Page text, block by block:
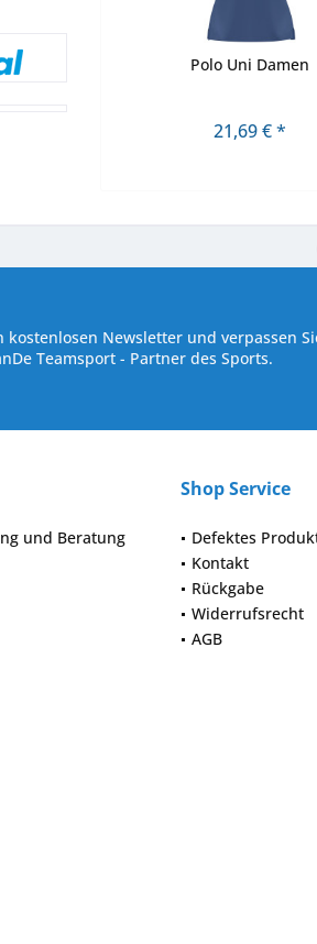
Polo Uni Damen
21,69 € *
kostenlosen Newsletter und verpassen
Teamsport - Partner des Sports.
und Beratung
Shop Service
Defektes
Kontakt
Rückgabe
Widerrufsrecht
AGB